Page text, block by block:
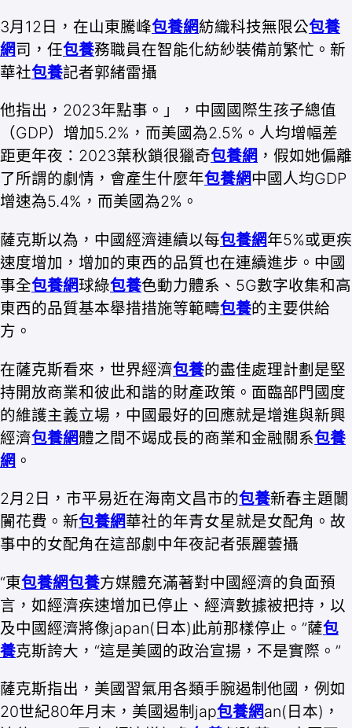
3月12日，在山東騰峰包養網紡織科技無限公包養
網司，任包養務職員在智能化紡紗裝備前繁忙。新
華社包養記者郭緒雷攝
他指出，2023年點事。」，中國國際生孩子總值
（GDP）增加5.2%，而美國為2.5%。人均增幅差
距更年夜：2023葉秋鎖很獵奇包養網 ，假如她偏離
了所謂的劇情，會產生什麼年包養網中國人均GDP
增速為5.4%，而美國為2%。
薩克斯以為，中國經濟連續以每包養網年5%或更疾
速度增加，增加的東西的品質也在連續進步。中國
事全包養網球綠包養色動力體系、5G數字收集和高
東西的品質基本舉措措施等範疇包養的主要供給
方。
在薩克斯看來，世界經濟包養的盡佳處理計劃是堅
持開放商業和彼此和諧的財產政策。面臨部門國度
的維護主義立場，中國最好的回應就是增進與新興
經濟包養網體之間不竭成長的商業和金融關系包養
網 。
2月2日，市平易近在海南文昌市的包養新春主題闤
闠花費。新包養網華社的年青女星就是女配角。故
事中的女配角在這部劇中年夜記者張麗蕓攝
“東包養網包養方媒體充滿著對中國經濟的負面預
言，如經濟疾速增加已停止、經濟數據被把持，以
及中國經濟將像japan(日本)此前那樣停止。”薩包
養克斯誇大，“這是美國的政治宣揚，不是實際。”
薩克斯指出，美國習氣用各類手腕遏制他國，例如
20世紀80年月末，美國遏制jap包養網an(日本)，